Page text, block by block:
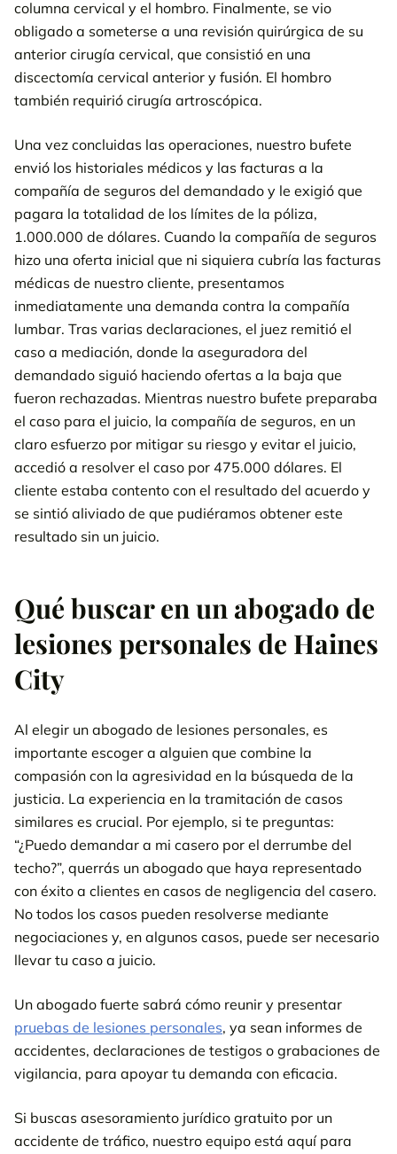
columna cervical y el hombro. Finalmente, se vio
obligado a someterse a una revisión quirúrgica de su
anterior cirugía cervical, que consistió en una
discectomía cervical anterior y fusión. El hombro
también requirió cirugía artroscópica.
Una vez concluidas las operaciones, nuestro bufete
envió los historiales médicos y las facturas a la
compañía de seguros del demandado y le exigió que
pagara la totalidad de los límites de la póliza,
1.000.000 de dólares. Cuando la compañía de seguros
hizo una oferta inicial que ni siquiera cubría las facturas
médicas de nuestro cliente, presentamos
inmediatamente una demanda contra la compañía
lumbar. Tras varias declaraciones, el juez remitió el
caso a mediación, donde la aseguradora del
demandado siguió haciendo ofertas a la baja que
fueron rechazadas. Mientras nuestro bufete preparaba
el caso para el juicio, la compañía de seguros, en un
claro esfuerzo por mitigar su riesgo y evitar el juicio,
accedió a resolver el caso por 475.000 dólares. El
cliente estaba contento con el resultado del acuerdo y
se sintió aliviado de que pudiéramos obtener este
resultado sin un juicio.
Qué buscar en un abogado de
lesiones personales de Haines
City
Al elegir un abogado de lesiones personales, es
importante escoger a alguien que combine la
compasión con la agresividad en la búsqueda de la
justicia. La experiencia en la tramitación de casos
similares es crucial. Por ejemplo, si te preguntas:
“¿Puedo demandar a mi casero por el derrumbe del
techo?”, querrás un abogado que haya representado
con éxito a clientes en casos de negligencia del casero.
No todos los casos pueden resolverse mediante
negociaciones y, en algunos casos, puede ser necesario
llevar tu caso a juicio.
Un abogado fuerte sabrá cómo reunir y presentar
pruebas de lesiones personales, ya sean informes de
accidentes, declaraciones de testigos o grabaciones de
vigilancia, para apoyar tu demanda con eficacia.
Si buscas asesoramiento jurídico gratuito por un
accidente de tráfico, nuestro equipo está aquí para